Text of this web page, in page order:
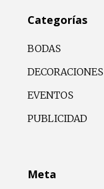
Categorías
BODAS
DECORACIONES
EVENTOS
PUBLICIDAD
Meta